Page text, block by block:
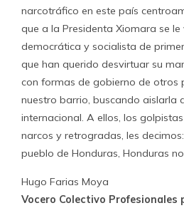
narcotráfico en este país
que a la Presidenta Xiomara se
democrática y socialista de
que han querido desvirtuar su
con formas de gobierno de otros
nuestro barrio, buscando aislarla
internacional. A ellos, los
narcos y retrogradas, les
pueblo de Honduras, Honduras
Hugo Farias Moya
Vocero Colectivo Profesionales